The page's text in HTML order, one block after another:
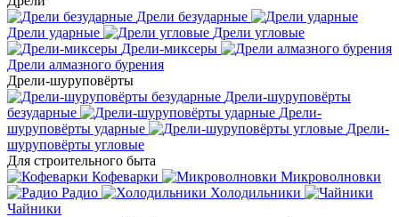
Дрели безударные
Дрели ударные
Дрели угловые
Дрели-миксеры
Дрели алмазного бурения
Дрели-шуруповёрты
Дрели-шуруповёрты
безударные
Дрели-
шуруповёрты ударные
Дрели-
шуруповёрты угловые
Для строительного быта
Кофеварки
Микроволновки
Радио
Холодильники
Чайники